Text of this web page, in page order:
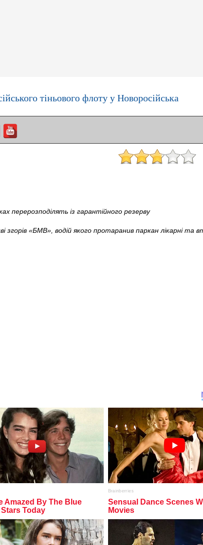
тіньового флоту у Новоросійська
перерозподілять із гарантійного резерву
згорів «БМВ», водій якого протаранив паркан лікарні та